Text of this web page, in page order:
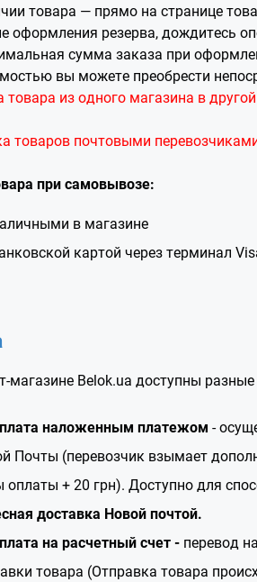
товара — прямо на странице
оформления резерва, дождитесь
сумма заказа при
вы можете преобрести
товара из одного магазина в
товаров почтовыми
при самовывозе:
в магазине
картой через терминал
магазине Belok.ua доступны
наложенным платежом -
Почты (перевозчик взымает
оплаты + 20 грн). Доступно для
доставка Новой почтой.
на расчетный счет - перевод
товара (Отправка товара